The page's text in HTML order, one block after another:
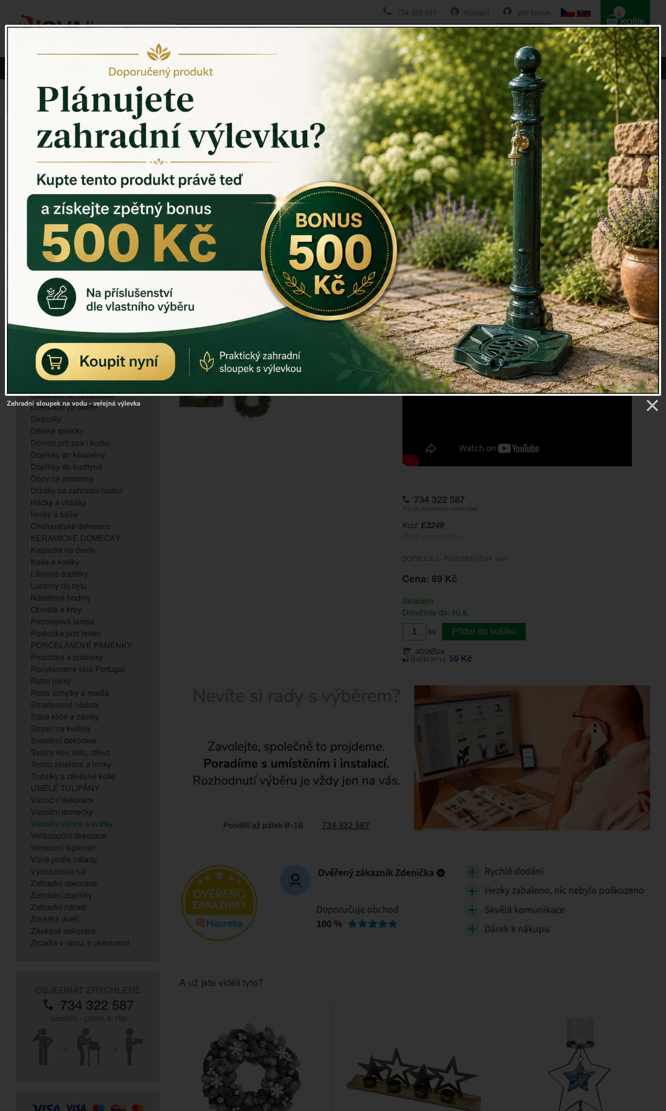
Váš bonus
Kontakt
734 322 587
HLEDAT
0
0 Kč
Vyberte si kategorii: NOVINKY
PÍTKO PRO PTÁKY
ZAHRADNÍ SOCHY
ZAHRADNÍ UMYVADLA
PTAČÍ BUDKY
Litinové škrabáky na boty
DEKORACE NA HROB
RETRO KONZOLE
Domovní čísla - litina
DEKORACE NA ZEĎ
ZVONKOHRA
ZVONY A ZVONKY
PTAČÍ KRMÍTKA
SLUNEČNÍ HODINY
Dózy na brambory a zeleninu
VÝPRODEJ - poslední kusy
Andělé, něžné sošky
Aroma lampy
Buddha soška
BUDKY PRO SÝKORKY
Budky pro vrabce
Bytový textil
Dárky pro muže
Dekorace do bytu
Dekorace do restaurace
Dekorace za dveře
Deštníky
Dětské stoličky
Domov pro psa i kočku
Doplňky do koupelny
Doplňky do kuchyně
Dózy na potraviny
Držáky na zahradní hadici
Háčky a věšáky
Hrnky a šálky
Chalupářské dekorace
KERAMICKÉ DOMEČKY
Klepadla na dveře
Koše a košíky
Litinové doplňky
Lucerny do bytu
Nástěnné hodiny
Ohniště a krby
Petrolejová lampa
Podložka pod hrnec
PORCELÁNOVÉ PANENKY
Prostírání a podnosy
Recyklované sklo Portugal
Retro panty
Retro úchytky a madla
Smaltované nádobí
Staré klíče a zámky
Stojan na květiny
Svatební dekorace
Svícny kov, sklo, dřevo
Termo sklenice a hrnky
Truhlíky a závěsné koše
UMĚLÉ TULIPÁNY
Vánoční dekorace
Vánoční domečky
Vánoční věnce a svíčky
Velikonoční dekorace
Venkovní teploměr
Vůně podle nálady
Vycházková hůl
Zahradní dekorace
Zahradní doplňky
Zahradní nářadí
Zarážka dveří
Závěsné dekorace
Zrcadla v rámu, s okenicemi
Venkovský domov ->Vánoční věnec 32cm
Vánoční věnec 32cm
Vánoční věnecse šiškami působí velice přesvědčivě a realisticky. Od
přirozeného vánočního věnce ze smrkových větviček je k nerozeznání.
Pro vůni jehličí stačí na okraji lesa nasbírat menší větvičky, které
umístíte do vázy.
Vánoční věnecušetří nemalé náklady pro jeho možné opakované
použití. I jeho pořizovací cena je hluboko pod cenou dnešního
vánočního věnce na veřejných trzích.
Rozměry: 32 x 32 cm
Materiál: kov, PVC
Záruka: 2 roky
Kód: E3249
DOPRODEJ - PŮVODNÍ CENA 149.-
Cena: 89 Kč
Skladem
Doručíme do: 10.8.
ks
Přidat do košíku
A už jste viděli tyto?
Zahradní sloupek na vodu - veřejná výlevka